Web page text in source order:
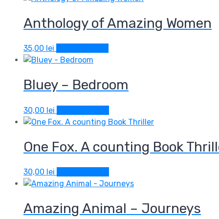
Anthology of Amazing Women
35,00 lei
Bluey – Bedroom
30,00 lei
One Fox. A counting Book
30,00 lei
Amazing Animal – Journeys